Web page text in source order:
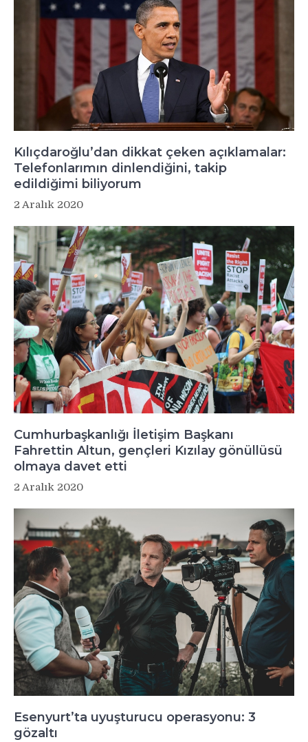
Kılıçdaroğlu’dan dikkat çeken açıklamalar:
Telefonlarımın dinlendiğini, takip
edildiğimi biliyorum
2 Aralık 2020
Cumhurbaşkanlığı İletişim Başkanı
Fahrettin Altun, gençleri Kızılay gönüllüsü
olmaya davet etti
2 Aralık 2020
Esenyurt’ta uyuşturucu operasyonu: 3
gözaltı